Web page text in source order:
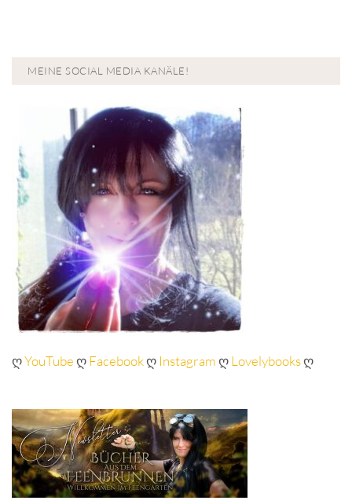
MEINE SOCIAL MEDIA KANÄLE!
ღYouTubeღFacebookღ InstagramღLovelybooksღ